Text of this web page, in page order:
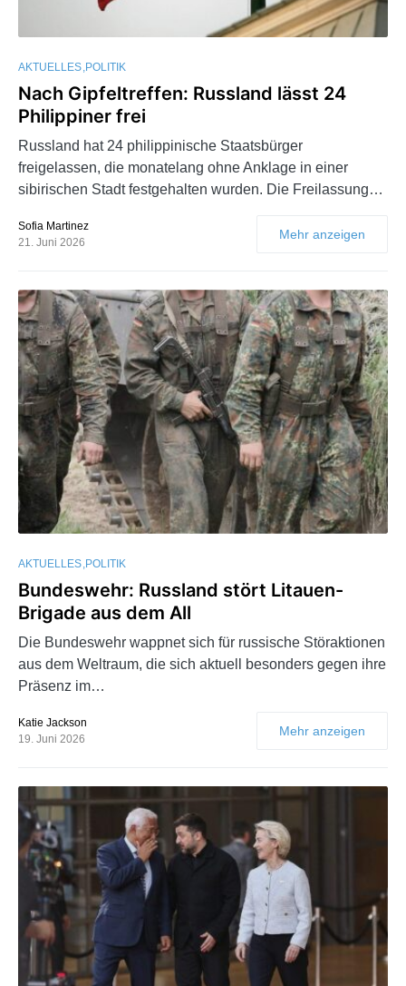
AKTUELLES POLITIK
Nach Gipfeltreffen: Russland lässt 24
Philippiner frei
Russland hat 24 philippinische Staatsbürger
freigelassen, die monatelang ohne Anklage in einer
sibirischen Stadt festgehalten wurden. Die Freilassung…
Sofia Martinez
21. Juni 2026
Mehr anzeigen
AKTUELLES POLITIK
Bundeswehr: Russland stört Litauen-
Brigade aus dem All
Die Bundeswehr wappnet sich für russische Störaktionen
aus dem Weltraum, die sich aktuell besonders gegen ihre
Präsenz im…
Katie Jackson
19. Juni 2026
Mehr anzeigen